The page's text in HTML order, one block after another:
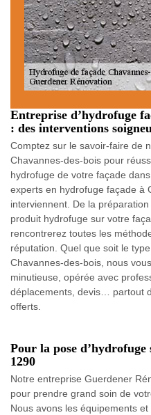
Entreprise d’hydrofuge
: des interventions
Comptez sur le savoir-faire de
Chavannes-des-bois pour
hydrofuge de votre façade
experts en hydrofuge façade à
interviennent. De la préparation
produit hydrofuge sur votre
rencontrerez toutes les
réputation. Quel que soit le
Chavannes-des-bois, nous
minutieuse, opérée avec
déplacements, devis… partout
offerts.
Pour la pose
1290
Notre entreprise Guerdener
pour prendre grand soin de
Nous avons les équipements